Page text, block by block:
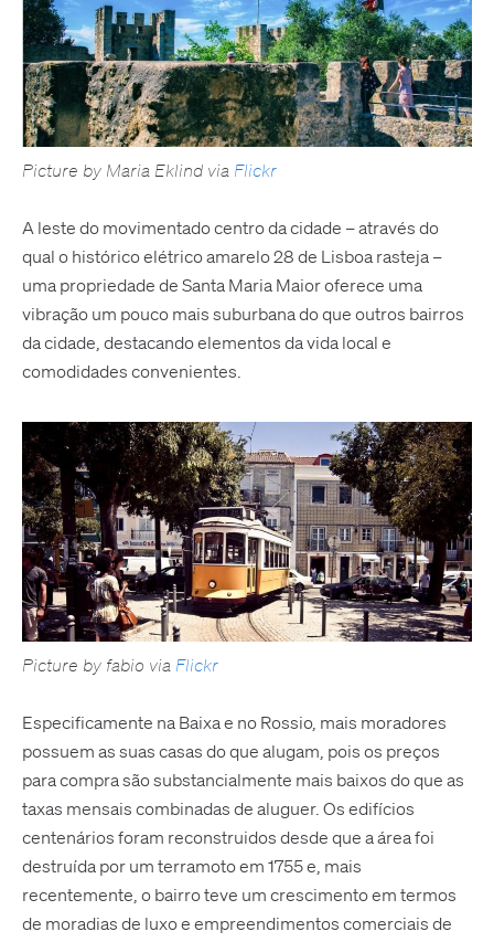
Picture by Maria Eklind via Flickr
A leste do movimentado centro da cidade – através do
qual o histórico elétrico amarelo 28 de Lisboa rasteja –
uma propriedade de Santa Maria Maior oferece uma
vibração um pouco mais suburbana do que outros bairros
da cidade, destacando elementos da vida local e
comodidades convenientes.
Picture by fabio via Flickr
Especificamente na Baixa e no Rossio, mais moradores
possuem as suas casas do que alugam, pois os preços
para compra são substancialmente mais baixos do que as
taxas mensais combinadas de aluguer. Os edifícios
centenários foram reconstruidos desde que a área foi
destruída por um terramoto em 1755 e, mais
recentemente, o bairro teve um crescimento em termos
de moradias de luxo e empreendimentos comerciais de